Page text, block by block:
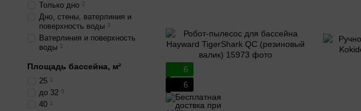
6
6
Только дно 2
Дно, стены, ватерлиния и
поверхность воды 3
Ватерлиния и поверхность
воды 1
Площадь бассейна, м²
25 1
до 32 5
40 1